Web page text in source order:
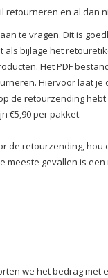
retourneren en al dan
te vragen. Dit is
bijlage het
Het PDF
Hiervoor laat je
de retourzending
€5,90 per pakket.
de retourzending, hou
meeste gevallen is
we het bedrag